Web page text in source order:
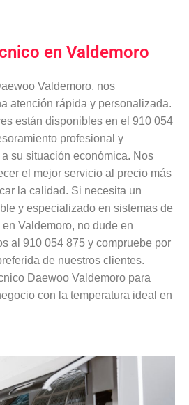
en Valdemoro
Valdemoro, nos
atención rápida y personalizada.
están disponibles en el 910 054
profesional y
su situación económica. Nos
el mejor servicio al precio más
la calidad. Si necesita un
y especializado en sistemas de
Valdemoro, no dude en
al 910 054 875 y compruebe por
de nuestros clientes.
Daewoo Valdemoro para
con la temperatura ideal en